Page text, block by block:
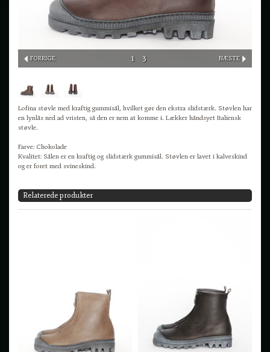
FORRIGE NÆSTE
1 3
Lofina støvle med kraftig gummisål, hvilket gør den ekstra slidstærk. Støvlen har
en lynlås ned ad vristen, så den er nem at komme i. Lækker håndsyet Italiensk
støvle.
Farve: Chokolade
Kvalitet: Sålen er en kraftig og slidstærk gummisål. Støvlen er lavet i kalveskind
og er foret med svineskind.
Relaterede produkter